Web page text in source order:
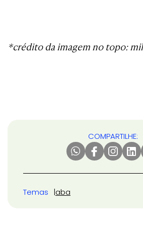
*crédito da imagem no topo:
COMPARTILHE:
Temas aba